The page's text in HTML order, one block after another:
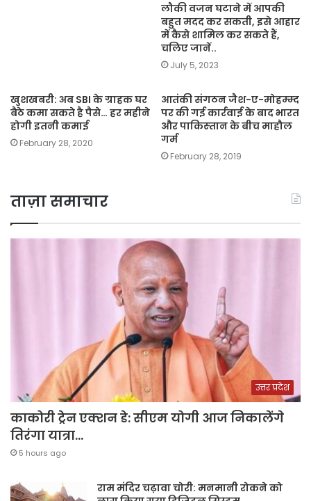
लौकी वजन घटाने में आपकी
बहुत मदद कर सकती, इसे आहार
में कैसे शामिल कर सकते हैं,
चलिए जानें..
July 5, 2023
खुशखबरी: अब SBI के ग्राहक घर
बैठे कमा सकते है पैसे… हर महीने
होगी इतनी कमाई
February 28, 2020
आतंकी संगठन जैश-ए-मोहम्‍म्‍द
पर की गई कार्रवाई के बाद भारत
और पाकिस्‍तान के बीच माहौल
गर्म
February 28, 2019
ताज़ा समाचार
उत्तर प्रदेश
काकोरी ट्रेन एक्शन डे: सीएम योगी आज निकालेंगे
तिरंगा यात्रा…
5 hours ago
राम मंदिर चढ़ावा चोरी: मनमानी रोकने को